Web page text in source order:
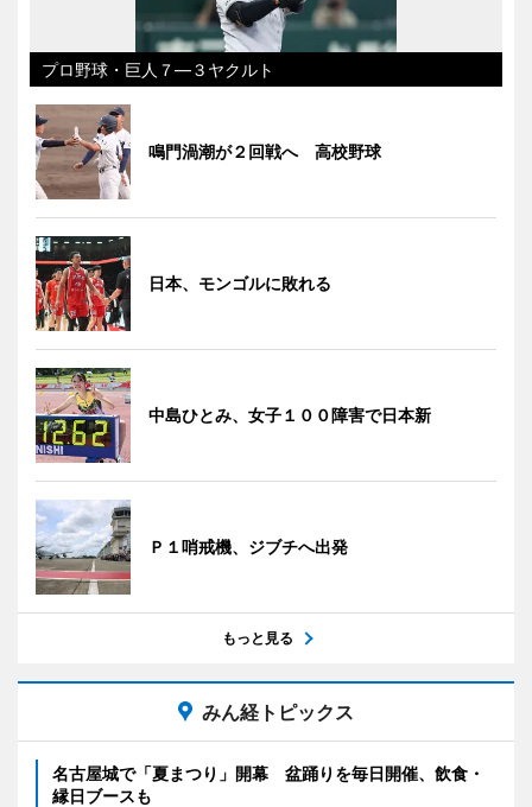
プロ野球・巨人７―３ヤクルト
鳴門渦潮が２回戦へ 高校野球
日本、モンゴルに敗れる
中島ひとみ、女子１００障害で日本新
Ｐ１哨戒機、ジブチへ出発
もっと見る
みん経トピックス
名古屋城で「夏まつり」開幕 盆踊りを毎日開催、飲食・
縁日ブースも